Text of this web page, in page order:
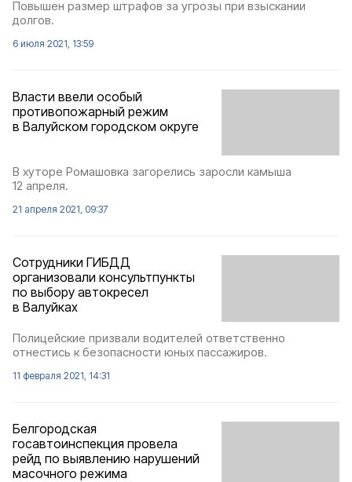
Повышен размер штрафов за угрозы при взыскании
долгов.
6 июля 2021, 13:59
Власти ввели особый
противопожарный режим
в Валуйском городском округе
В хуторе Ромашовка загорелись заросли камыша
12 апреля.
21 апреля 2021, 09:37
Сотрудники ГИБДД
организовали консультпункты
по выбору автокресел
в Валуйках
Полицейские призвали водителей ответственно
отнестись к безопасности юных пассажиров.
11 февраля 2021, 14:31
Белгородская
госавтоинспекция провела
рейд по выявлению нарушений
масочного режима